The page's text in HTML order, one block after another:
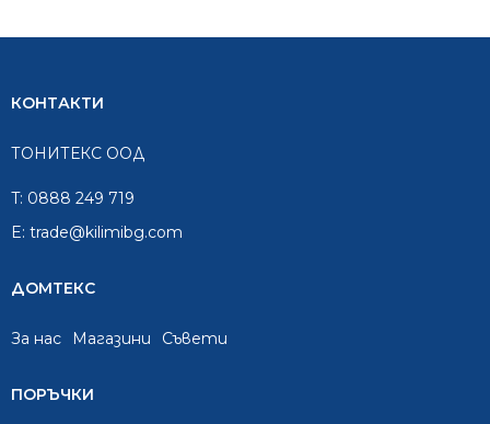
КОНТАКТИ
ТОНИТЕКС ООД
T: 0888 249 719
E: trade@kilimibg.com
ДОМТЕКС
За нас Mагазини Съвети
ПОРЪЧКИ